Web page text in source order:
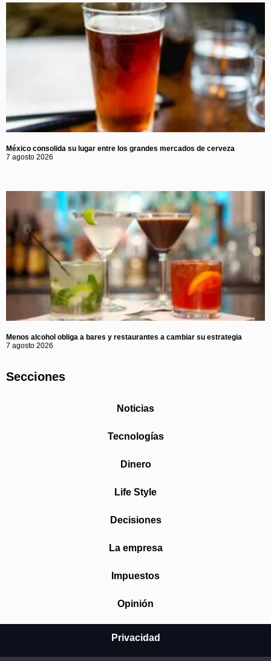
México consolida su lugar entre los grandes mercados de cerveza
7 agosto 2026
Menos alcohol obliga a bares y restaurantes a cambiar su estrategia
7 agosto 2026
Secciones
Noticias
Tecnologías
Dinero
Life Style
Decisiones
La empresa
Impuestos
Opinión
Privacidad